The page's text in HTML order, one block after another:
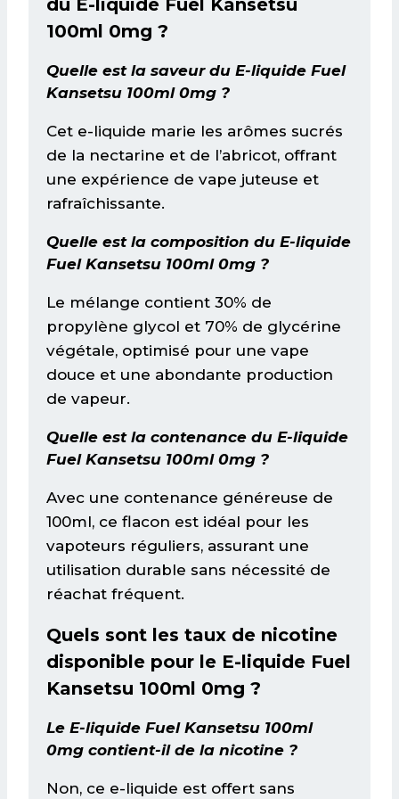
du E-liquide Fuel Kansetsu
100ml 0mg ?
Quelle est la saveur du E-liquide Fuel
Kansetsu 100ml 0mg ?
Cet e-liquide marie les arômes sucrés
de la nectarine et de l’abricot, offrant
une expérience de vape juteuse et
rafraîchissante.
Quelle est la composition du E-liquide
Fuel Kansetsu 100ml 0mg ?
Le mélange contient 30% de
propylène glycol et 70% de glycérine
végétale, optimisé pour une vape
douce et une abondante production
de vapeur.
Quelle est la contenance du E-liquide
Fuel Kansetsu 100ml 0mg ?
Avec une contenance généreuse de
100ml, ce flacon est idéal pour les
vapoteurs réguliers, assurant une
utilisation durable sans nécessité de
réachat fréquent.
Quels sont les taux de nicotine
disponible pour le E-liquide Fuel
Kansetsu 100ml 0mg ?
Le E-liquide Fuel Kansetsu 100ml
0mg contient-il de la nicotine ?
Non, ce e-liquide est offert sans